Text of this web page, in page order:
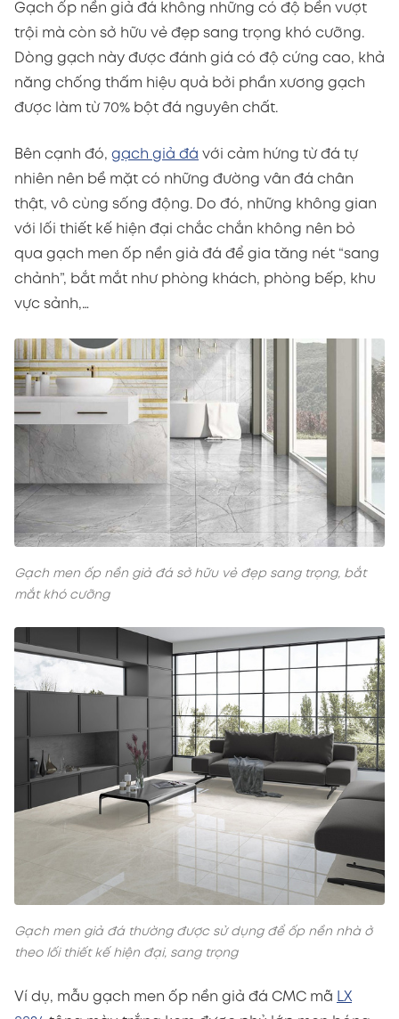
Gạch ốp nền giả đá không những có độ bền vượt
trội mà còn sở hữu vẻ đẹp sang trọng khó cưỡng.
Dòng gạch này được đánh giá có độ cứng cao, khả
năng chống thấm hiệu quả bởi phần xương gạch
được làm từ 70% bột đá nguyên chất.
Bên cạnh đó, gạch giả đá với cảm hứng từ đá tự
nhiên nên bề mặt có những đường vân đá chân
thật, vô cùng sống động. Do đó, những không gian
với lối thiết kế hiện đại chắc chắn không nên bỏ
qua gạch men ốp nền giả đá để gia tăng nét “sang
chảnh”, bắt mắt như phòng khách, phòng bếp, khu
vực sảnh,…
Gạch men ốp nền giả đá sở hữu vẻ đẹp sang trọng, bắt
mắt khó cưỡng
Gạch men giả đá thường được sử dụng để ốp nền nhà ở
theo lối thiết kế hiện đại, sang trọng
Ví dụ, mẫu gạch men ốp nền giả đá CMC mã LX